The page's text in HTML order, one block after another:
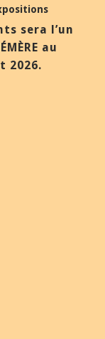
sera l’un
au
2026.